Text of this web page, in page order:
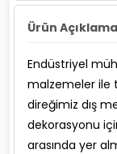
Ürün
Endüstriyel
malzemeler ile
direğimiz dış
dekorasyonu
arasında yer